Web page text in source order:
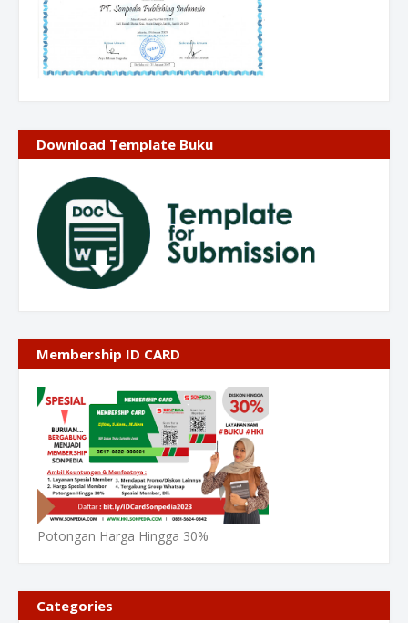
Download Template Buku
Membership ID CARD
Potongan Harga Hingga 30%
Categories